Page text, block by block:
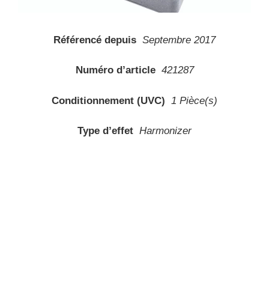
Référencé depuis Septembre 2017
Numéro d’article 421287
Conditionnement (UVC) 1 Pièce(s)
Type d’effet Harmonizer